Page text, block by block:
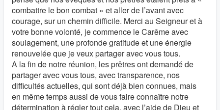
combattre le bon combat » et aller de l’avant avec
courage, sur un chemin difficile. Merci au Seigneur et à
votre bonne volonté, je commence le Carême avec
soulagement, une profonde gratitude et une énergie
renouvelée que je veux partager avec vous tous.
A la fin de notre réunion, les prêtres ont demandé de
partager avec vous tous, avec transparence, nos
difficultés actuelles, qui sont déjà bien connues, mais
en même temps aussi de vous faire connaître notre
détermination à régler tout cela, avec l’aide de Dieu et